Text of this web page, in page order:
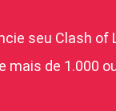
seu Clash of
mais de 1.000